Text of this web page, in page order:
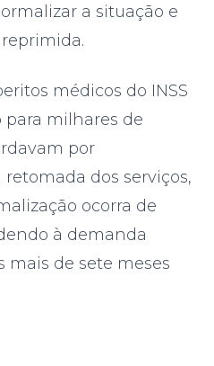
a situação e
médicos do INSS
milhares de
por
dos serviços,
ocorra de
à demanda
mais de sete meses